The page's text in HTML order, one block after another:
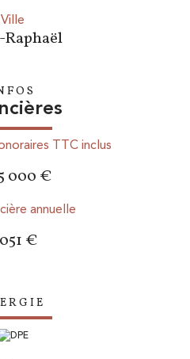
ville
TTC inclus
000 €
annuelle
€